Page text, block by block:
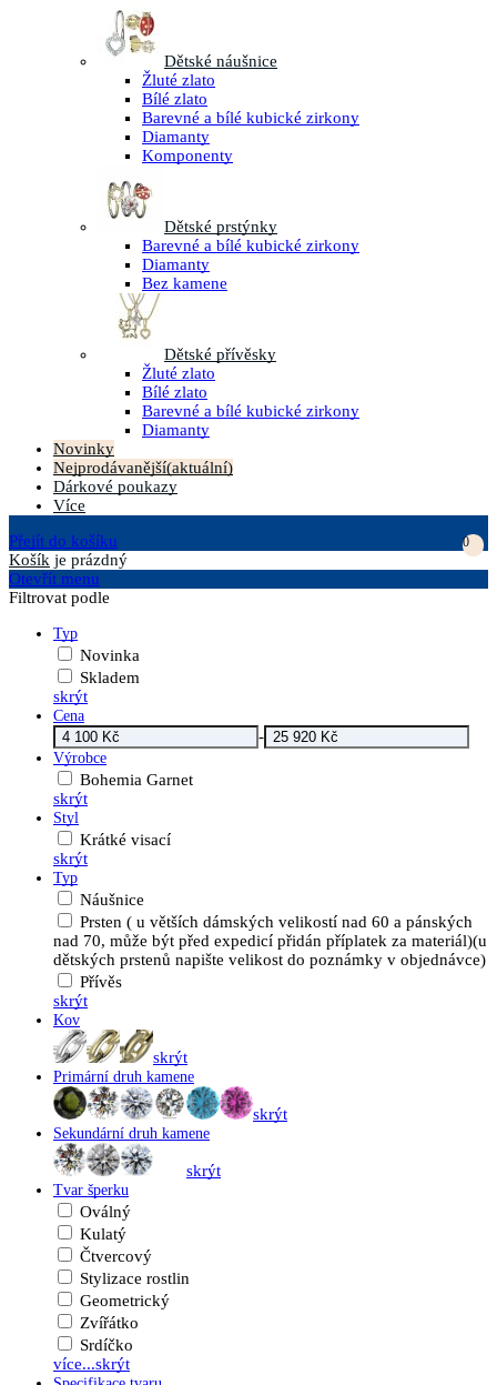
Dětské náušnice
Žluté zlato
Bílé zlato
Barevné a bílé kubické zirkony
Diamanty
Komponenty
Dětské prstýnky
Barevné a bílé kubické zirkony
Diamanty
Bez kamene
Dětské přívěsky
Žluté zlato
Bílé zlato
Barevné a bílé kubické zirkony
Diamanty
Novinky
Nejprodávanější(aktuální)
Dárkové poukazy
Více
Přejít do košíku
0
Košík je prázdný
Otevřít menu
Filtrovat podle
Typ
Novinka
Skladem
skrýt
Cena
-
Výrobce
Bohemia Garnet
skrýt
Styl
Krátké visací
skrýt
Typ
Náušnice
Prsten ( u větších dámských velikostí nad 60 a pánských
nad 70, může být před expedicí přidán příplatek za materiál)(u
dětských prstenů napište velikost do poznámky v objednávce)
Přívěs
skrýt
Kov
skrýt
Primární druh kamene
skrýt
Sekundární druh kamene
skrýt
Tvar šperku
Oválný
Kulatý
Čtvercový
Stylizace rostlin
Geometrický
Zvířátko
Srdíčko
více...skrýt